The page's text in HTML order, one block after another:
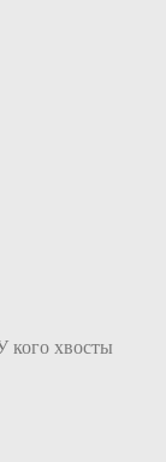
кого хвосты